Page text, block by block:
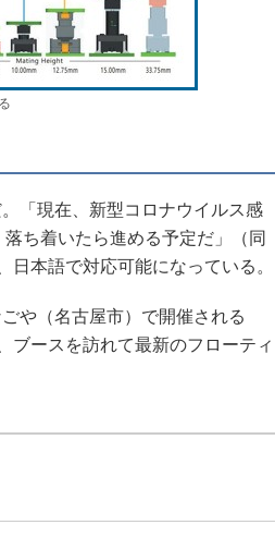
「現在、新型コロナウイルス感
ち着いたら進める予定だ」（同
本語で対応可能になっている。
や（名古屋市）で開催される
ブースを訪れて最新のフローティ